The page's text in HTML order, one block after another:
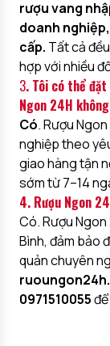
rượu vang
doanh
cấp. Tất cả
hợp với nhiều
3. Tôi có thể
Ngon 24H
Có. Rượu
nghiệp theo
giao hàng tận
sớm từ 7–14
4. Rượu Ngon
Có. Rượu
Bình, đảm bảo
quản chuyên
0971510055